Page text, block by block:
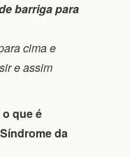
barriga para
cima e
e assim
o que é
da